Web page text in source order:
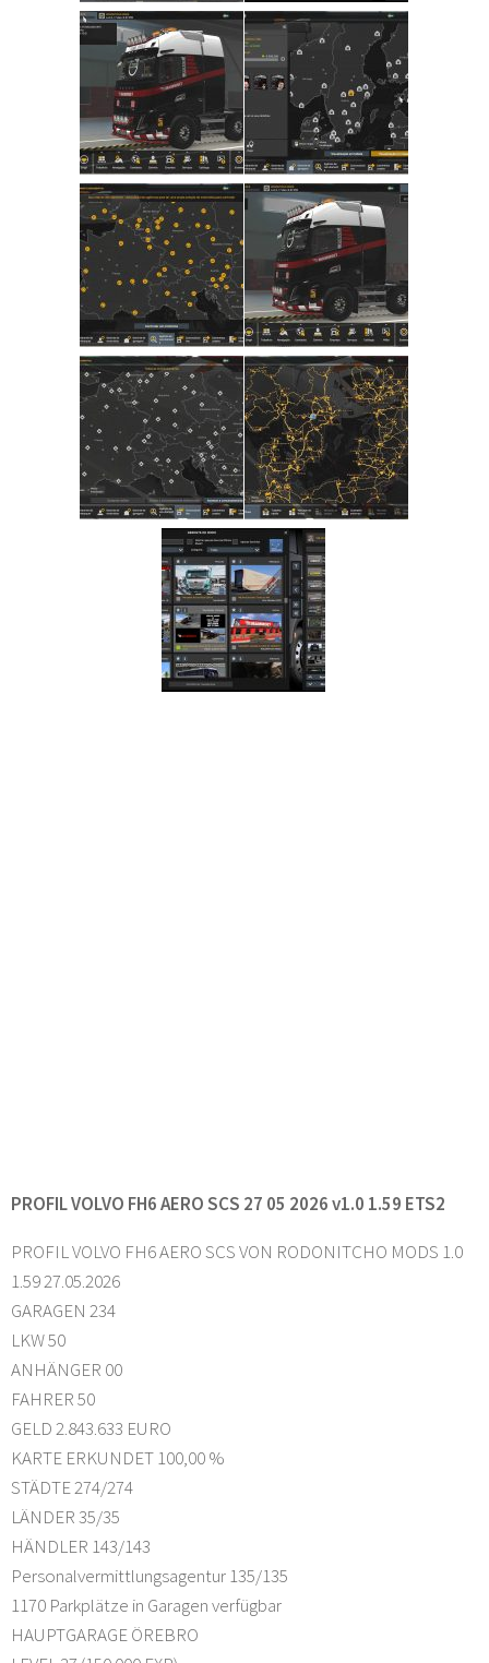
PROFIL VOLVO FH6 AERO SCS 27 05 2026 v1.0 1.59 ETS2
PROFIL VOLVO FH6 AERO SCS VON RODONITCHO MODS 1.0
1.59 27.05.2026
GARAGEN 234
LKW 50
ANHÄNGER 00
FAHRER 50
GELD 2.843.633 EURO
KARTE ERKUNDET 100,00 %
STÄDTE 274/274
LÄNDER 35/35
HÄNDLER 143/143
Personalvermittlungsagentur 135/135
1170 Parkplätze in Garagen verfügbar
HAUPTGARAGE ÖREBRO